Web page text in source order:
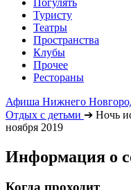
Туристу
Театры
Пространства
Клубы
Прочее
Рестораны
Афиша Нижнего
Отдых с детьми ➔ Ночь
ноября 2019
Информация о